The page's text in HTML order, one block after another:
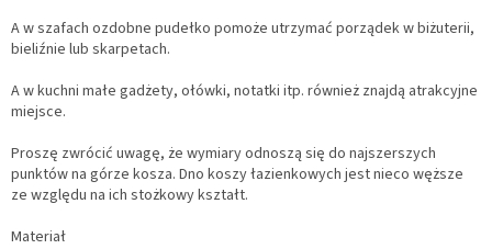
A w szafach ozdobne pudełko pomoże utrzymać porządek w biżuterii,
bieliźnie lub skarpetach.
A w kuchni małe gadżety, ołówki, notatki itp. również znajdą atrakcyjne
miejsce.
Proszę zwrócić uwagę, że wymiary odnoszą się do najszerszych
punktów na górze kosza. Dno koszy łazienkowych jest nieco węższe
ze względu na ich stożkowy kształt.
Materiał